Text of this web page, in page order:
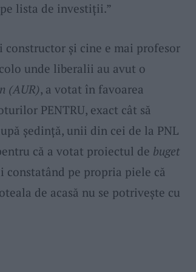
lista de investiții.”
constructor și cine e mai profesor
unde liberalii au avut o
(AUR), a votat în favoarea
PENTRU, exact cât să
ședință, unii din cei de la PNL
că a votat proiectul de buget
constatând pe propria piele că
de acasă nu se potrivește cu